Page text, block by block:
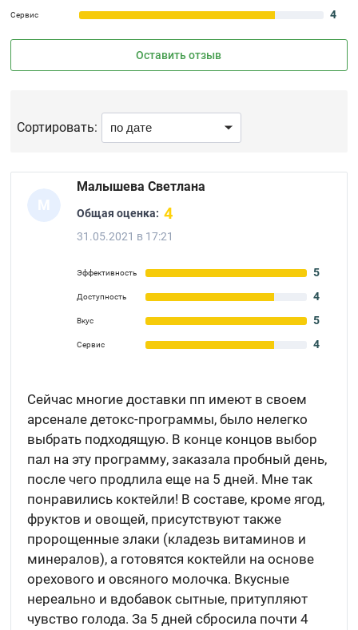
Сервис 4
Оставить отзыв
Сортировать:
М
Малышева Светлана
Общая оценка: 4
31.05.2021 в 17:21
Эффективность 5
Доступность 4
Вкус 5
Сервис 4
Сейчас многие доставки пп имеют в своем
арсенале детокс-программы, было нелегко
выбрать подходящую. В конце концов выбор
пал на эту программу, заказала пробный день,
после чего продлила еще на 5 дней. Мне так
понравились коктейли! В составе, кроме ягод,
фруктов и овощей, присутствуют также
пророщенные злаки (кладезь витаминов и
минералов), а готовятся коктейли на основе
орехового и овсяного молочка. Вкусные
нереально и вдобавок сытные, притупляют
чувство голода. За 5 дней сбросила почти 4